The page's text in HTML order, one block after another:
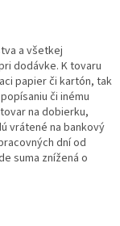
a všetkej
dodávke. K tovaru
papier či kartón, tak
či inému
na dobierku,
vrátené na bankový
dní od
suma znížená o